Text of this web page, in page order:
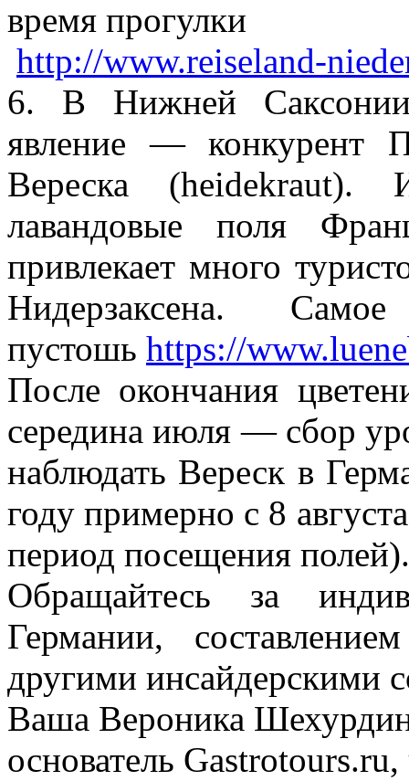
время прогулки
http://www.reiseland-
6. В Нижней
явление — конкурент
Вереска (heidekraut).
лавандовые поля
привлекает много
Нидерзаксена. Самое
пустошь https://
После окончания
середина июля — сбор
наблюдать Вереск в
году примерно с 8
период посещения полей).
Обращайтесь за
Германии,
другими инсайдерскими
Ваша Вероника
основатель